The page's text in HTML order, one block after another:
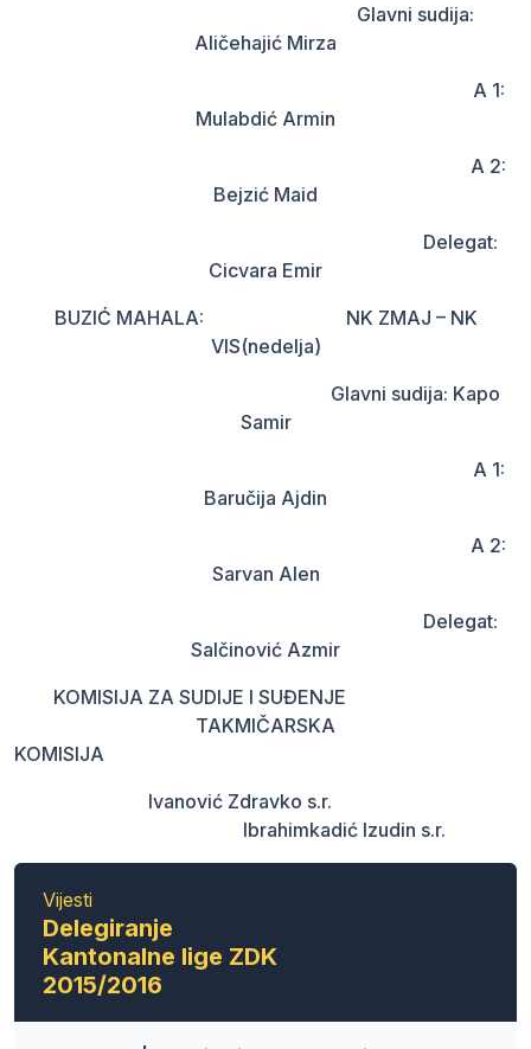
Glavni sudija:
Aličehajić Mirza
A 1:
Mulabdić Armin
A 2:
Bejzić Maid
Delegat:
Cicvara Emir
BUZIĆ MAHALA: NK ZMAJ – NK
VIS(nedelja)
Glavni sudija: Kapo
Samir
A 1:
Baručija Ajdin
A 2:
Sarvan Alen
Delegat:
Salčinović Azmir
KOMISIJA ZA SUDIJE I SUĐENJE
TAKMIČARSKA
Ivanović Zdravko s.r.
Ibrahimkadić Izudin s.r.
Vijesti
Delegiranje
Kantonalne lige ZDK
2015/2016